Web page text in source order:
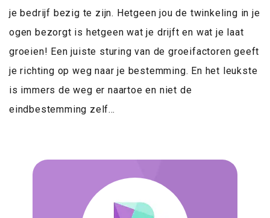
je bedrijf bezig te zijn. Hetgeen jou de twinkeling in je
ogen bezorgt is hetgeen wat je drijft en wat je laat
groeien! Een juiste sturing van de groeifactoren geeft
je richting op weg naar je bestemming. En het leukste
is immers de weg er naartoe en niet de
eindbestemming zelf…